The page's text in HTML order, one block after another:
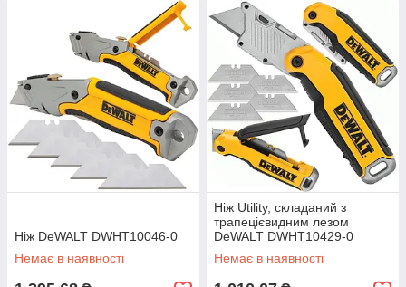
Ніж DeWALT DWHT10046-0
Немає в наявності
Ніж Utility, складаний з
трапецієвидним лезом
DeWALT DWHT10429-0
Немає в наявності